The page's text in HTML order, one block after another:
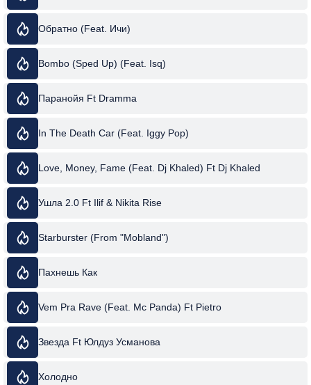
Обратно (Feat. Ичи)
Bombo (Sped Up) (Feat. Isq)
Паранойя Ft Dramma
In The Death Car (Feat. Iggy Pop)
Love, Money, Fame (Feat. Dj Khaled) Ft Dj Khaled
Ушла 2.0 Ft Ilif & Nikita Rise
Starburster (From "Mobland")
Пахнешь Как
Vem Pra Rave (Feat. Mc Panda) Ft Pietro
Звезда Ft Юлдуз Усманова
Холодно